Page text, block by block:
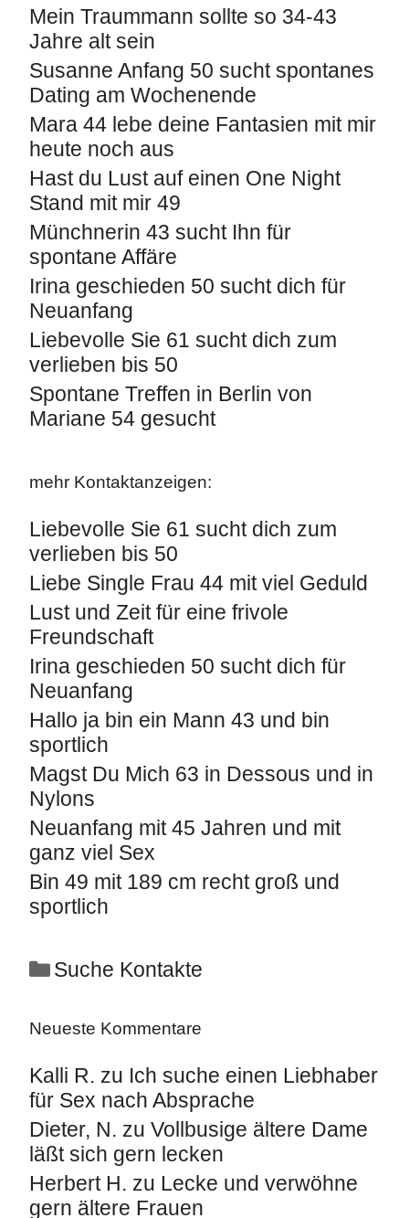
Mein Traummann sollte so 34-43
Jahre alt sein
Susanne Anfang 50 sucht spontanes
Dating am Wochenende
Mara 44 lebe deine Fantasien mit mir
heute noch aus
Hast du Lust auf einen One Night
Stand mit mir 49
Münchnerin 43 sucht Ihn für
spontane Affäre
Irina geschieden 50 sucht dich für
Neuanfang
Liebevolle Sie 61 sucht dich zum
verlieben bis 50
Spontane Treffen in Berlin von
Mariane 54 gesucht
mehr Kontaktanzeigen:
Liebevolle Sie 61 sucht dich zum
verlieben bis 50
Liebe Single Frau 44 mit viel Geduld
Lust und Zeit für eine frivole
Freundschaft
Irina geschieden 50 sucht dich für
Neuanfang
Hallo ja bin ein Mann 43 und bin
sportlich
Magst Du Mich 63 in Dessous und in
Nylons
Neuanfang mit 45 Jahren und mit
ganz viel Sex
Bin 49 mit 189 cm recht groß und
sportlich
Suche Kontakte
Neueste Kommentare
Kalli R. zu Ich suche einen Liebhaber
für Sex nach Absprache
Dieter, N. zu Vollbusige ältere Dame
läßt sich gern lecken
Herbert H. zu Lecke und verwöhne
gern ältere Frauen